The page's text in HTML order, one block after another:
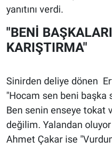
yanıtını verdi.
"BENİ
KARIŞTIRMA"
Sinirden deliye dönen
"Hocam sen beni başka
Ben senin enseye tokat
değilim. Yalandan
Ahmet Çakar ise